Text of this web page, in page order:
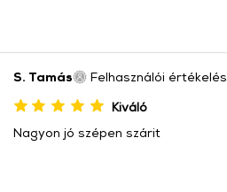
S. Tamás Felhasználói értékelés
Kiváló
Nagyon jó szépen szárit